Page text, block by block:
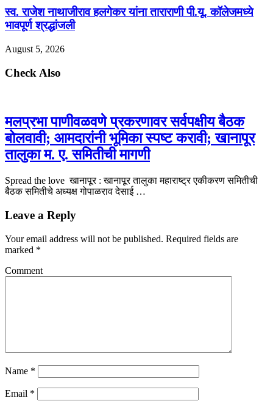
स्व. राजेश नाथाजीराव हलगेकर यांना ताराराणी पी.यू. कॉलेजमध्ये
भावपूर्ण श्रद्धांजली
August 5, 2026
Check Also
मलप्रभा पाणीवळवणे प्रकरणावर सर्वपक्षीय बैठक
बोलवावी; आमदारांनी भूमिका स्पष्ट करावी; खानापूर
तालुका म. ए. समितीची मागणी
Spread the love खानापूर : खानापूर तालुका महाराष्ट्र एकीकरण समितीची
बैठक समितीचे अध्यक्ष गोपाळराव देसाई …
Leave a Reply
Your email address will not be published. Required fields are
marked *
Comment
Name *
Email *